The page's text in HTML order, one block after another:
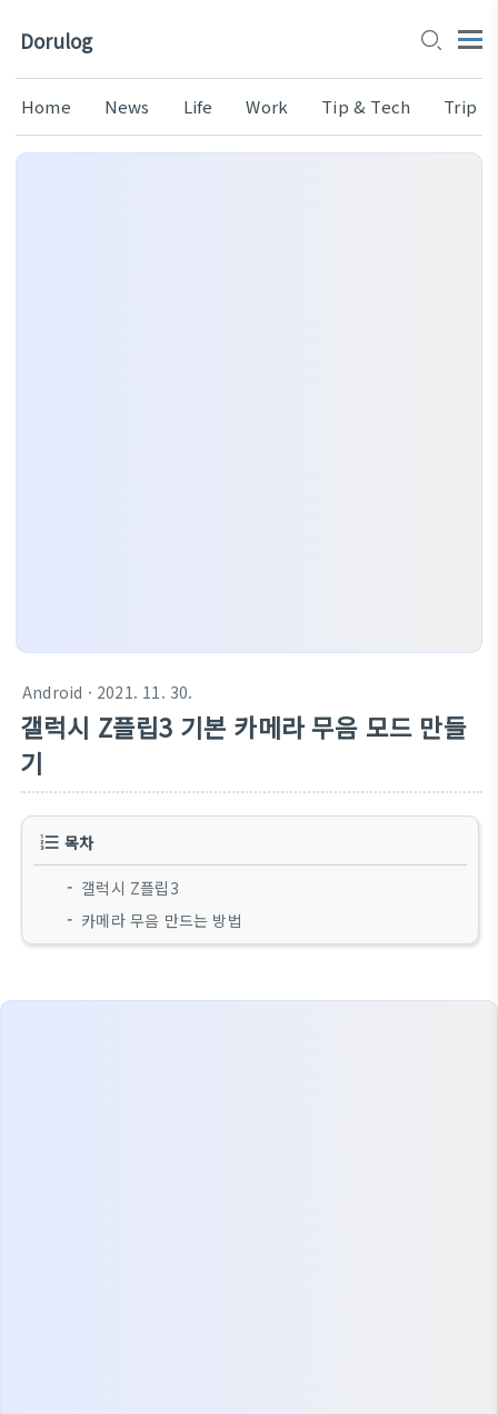
Dorulog
Home News Life Work Tip & Tech Trip
Android · 2021. 11. 30.
갤럭시 Z플립3 기본 카메라 무음 모드 만들
기
목차
갤럭시 Z플립3
카메라 무음 만드는 방법